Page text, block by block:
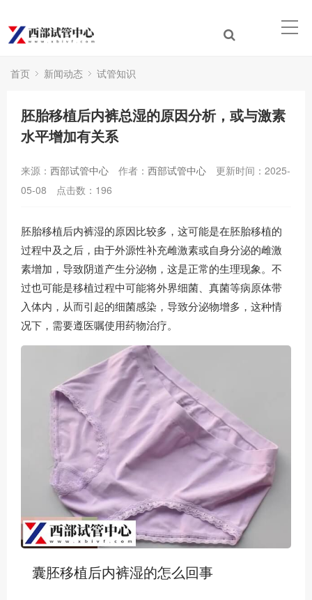
首页 新闻动态 试管知识
胚胎移植后内裤总湿的原因分析，或与激素
水平增加有关系
来源： 西部试管中心 作者： 西部试管中心
更新时间：2025-
05-08
点击数： 196
胚胎移植后内裤湿的原因比较多，这可能是在胚胎移植的
过程中及之后，由于外源性补充雌激素或自身分泌的雌激
素增加，导致阴道产生分泌物，这是正常的生理现象。不
过也可能是移植过程中可能将外界细菌、真菌等病原体带
入体内，从而引起的细菌感染，导致分泌物增多，这种情
况下，需要遵医嘱使用药物治疗。
囊胚移植后内裤湿的怎么回事